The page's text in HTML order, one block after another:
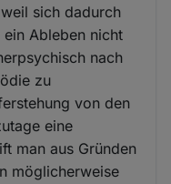
sich dadurch
Ableben nicht
nach
zu
von den
eine
man aus Gründen
möglicherweise